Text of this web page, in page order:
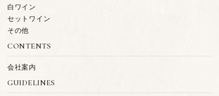
白ワイン
セットワイン
その他
CONTENTS
会社案内
GUIDELINES